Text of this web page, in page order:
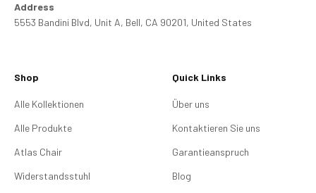
Address
5553 Bandini Blvd, Unit A, Bell, CA 90201, United States
Shop
Alle Kollektionen
Alle Produkte
Atlas Chair
Widerstandsstuhl
Quick Links
Über uns
Kontaktieren Sie uns
Garantieanspruch
Blog